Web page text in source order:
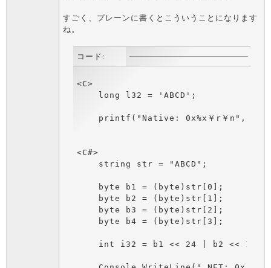
すごく、プレーンに書くとこういうことになります
ね。
コード:
<C>
    long l32 = 'ABCD';
printf("Native: 0x%x￥r￥n",
<C#>
    string str = "ABCD";
    byte b1 = (byte)str[0];
    byte b2 = (byte)str[1];
    byte b3 = (byte)str[2];
    byte b4 = (byte)str[3];
int i32 = b1 << 24 | b2 << 16 |